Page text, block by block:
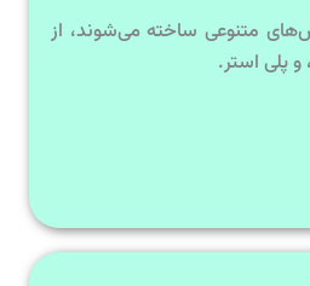
متنوعی ساخته می‌شوند، از
پلی استر.